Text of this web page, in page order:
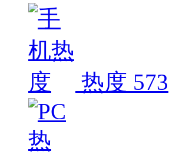
热度 573